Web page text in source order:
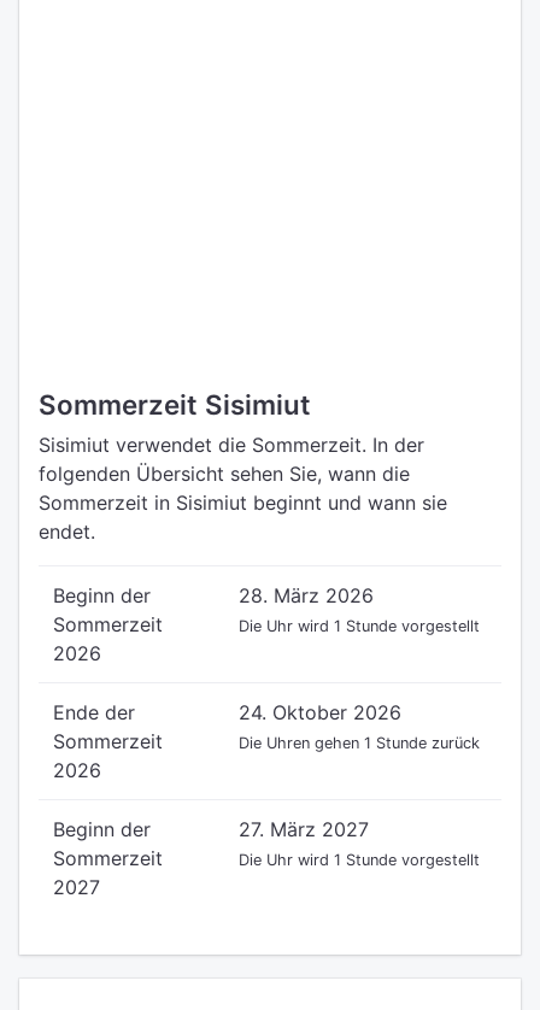
Sommerzeit Sisimiut
Sisimiut verwendet die Sommerzeit. In der
folgenden Übersicht sehen Sie, wann die
Sommerzeit in Sisimiut beginnt und wann sie
endet.
Beginn der
Sommerzeit
2026
28. März 2026
Die Uhr wird 1 Stunde vorgestellt
Ende der
Sommerzeit
2026
24. Oktober 2026
Die Uhren gehen 1 Stunde zurück
Beginn der
Sommerzeit
2027
27. März 2027
Die Uhr wird 1 Stunde vorgestellt